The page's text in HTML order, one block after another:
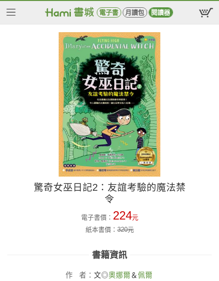
電子書 月讀包 閱讀器
驚奇女巫日記2：友誼考驗的魔法禁
令
電子書價： 224元
紙本書價：320元
書籍資訊
作 者： 文◎奧娜爾＆佩爾